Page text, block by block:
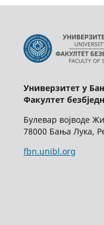
Универзитет у
Факултет
Булевар војводе
78000 Бања Лука,
fbn.unibl.org